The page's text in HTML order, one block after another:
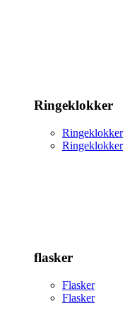
Ringeklokker
Ringeklokker
Ringeklokker
flasker
Flasker
Flasker